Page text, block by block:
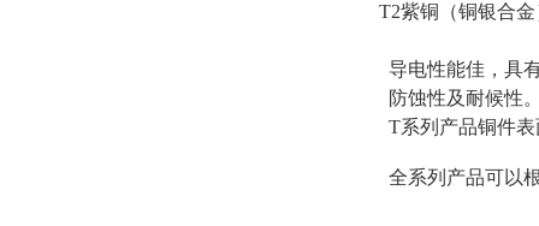
T2紫铜（铜银合
导电性能佳，具
防蚀性及耐候性
T系列产品铜件
全系列产品可以